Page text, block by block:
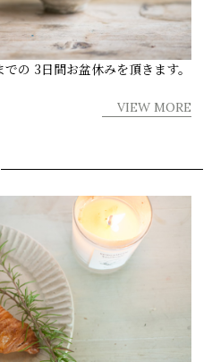
の 3日間お盆休みを頂きます。
VIEW MORE